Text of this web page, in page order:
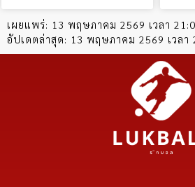
เผยแพร่: 13 พฤษภาคม 2569 เวลา
อัปเดตล่าสุด: 13 พฤษภาคม 2569 เวลา